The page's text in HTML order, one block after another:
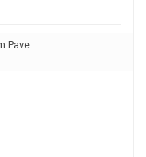
Pave